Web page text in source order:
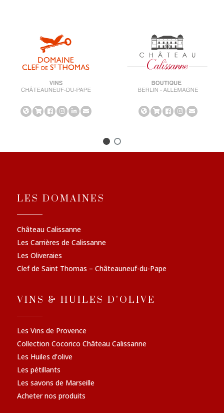
LES DOMAINES
Château Calissanne
Les Carrières de Calissanne
Les Oliveraies
Clef de Saint Thomas – Châteauneuf-du-Pape
VINS & HUILES D'OLIVE
Les Vins de Provence
Collection Cocorico Château Calissanne
Les Huiles d’olive
Les pétillants
Les savons de Marseille
Acheter nos produits